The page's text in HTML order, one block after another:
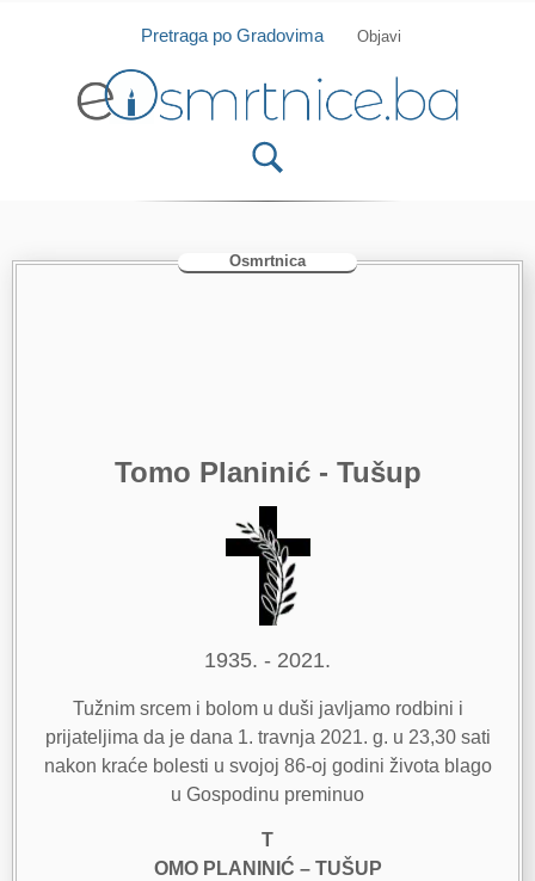
Isprobajte našu Android i IOS aplikaciju
Pretraga po Gradovima Objavi
Osmrtnica
Tomo Planinić - Tušup
1935. - 2021.
Tužnim srcem i bolom u duši javljamo rodbini i
prijateljima da je dana 1. travnja 2021. g. u 23,30 sati
nakon kraće bolesti u svojoj 86-oj godini života blago
u Gospodinu preminuo
T
OMO PLANINIĆ – TUŠUP